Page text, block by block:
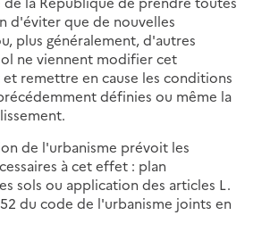
d'éviter que de nouvelles
plus généralement, d'autres
ne viennent modifier cet
remettre en cause les conditions
définies ou même la
de l'urbanisme prévoit les
à cet effet : plan
sols ou application des articles L.
du code de l'urbanisme joints en